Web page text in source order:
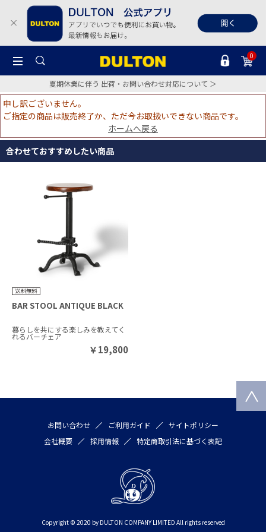
0
夏期休業に伴う 出荷・お問い合わせ対応について ＞
申し訳ございません。
ご指定の商品は販売終了か、ただ今お取扱いできない商品です。
ホームへ戻る
合わせておすすめしたい商品
BAR STOOL ANTIQUE BLACK
暮らしを共にする楽しみを教えてく
れるバーチェア
￥19,800
お問い合わせ ご利用ガイド
サイトポリシー
会社概要
採用情報 特定商取引法に基づく表記
Copyright © 2020 by DULTON COMPANY LIMITED All rights reserved